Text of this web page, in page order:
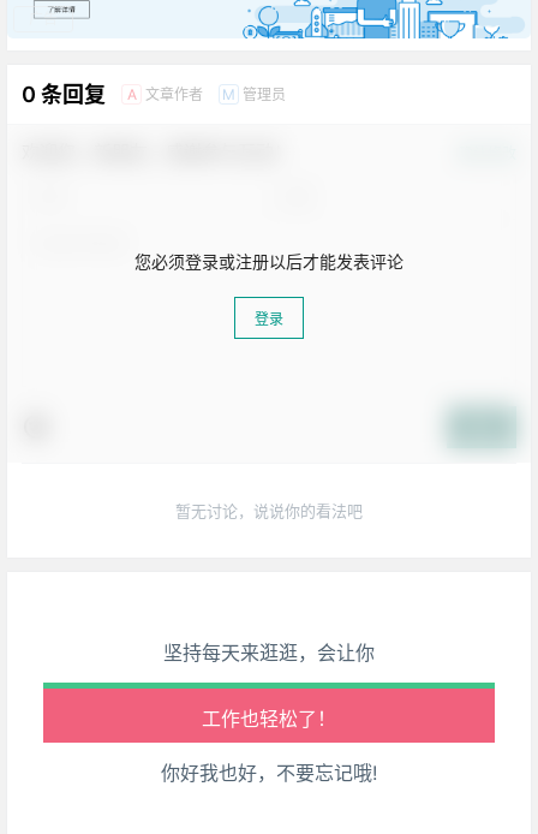
广告
0 条回复 A 文章作者 M 管理员
您必须登录或注册以后才能发表评论
登录
暂无讨论，说说你的看法吧
坚持每天来逛逛，会让你
心情也舒畅了！
腿也不痛了！
腰也不酸了！
工作也轻松了！
你好我也好，不要忘记哦!